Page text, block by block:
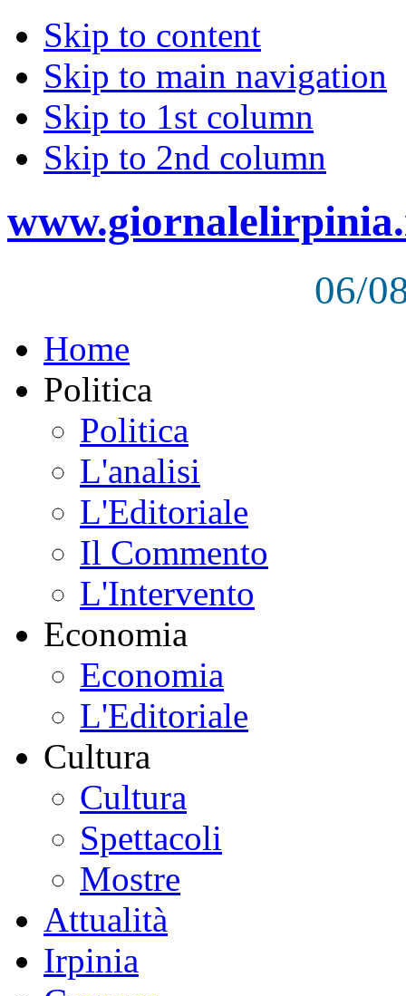
Skip to content
Skip to main navigation
Skip to 1st column
Skip to 2nd column
06/
Home
Politica
Politica
L'analisi
L'Editoriale
Il Commento
L'Intervento
Economia
Economia
L'Editoriale
Cultura
Cultura
Spettacoli
Mostre
Attualità
Irpinia